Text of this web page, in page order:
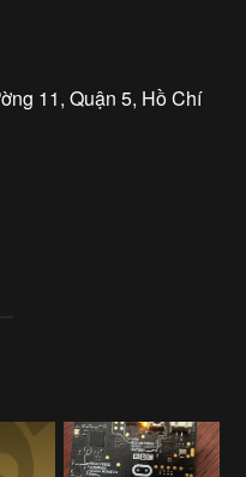
11, Quận 5, Hồ Chí